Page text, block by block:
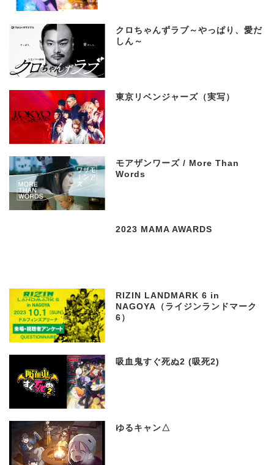
クロちゃんずラブ～やっぱり、愛だ
しん～
東京リベンジャーズ（実写）
モアザンワーズ / More Than
Words
2023 MAMA AWARDS
RIZIN LANDMARK 6 in
NAGOYA（ライジンランドマーク
6）
吸血鬼すぐ死ぬ2 (吸死2)
ゆるキャン△